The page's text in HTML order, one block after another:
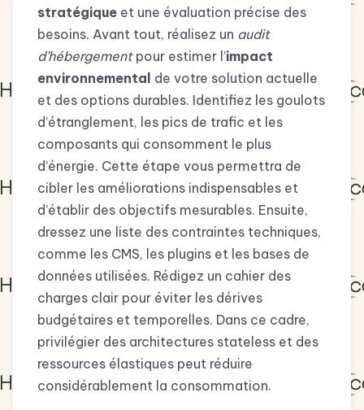
stratégique et une évaluation précise des
besoins. Avant tout, réalisez un audit
d’hébergementpour estimer l’impact
environnemental de votre solution actuelle
et des options durables. Identifiez les goulots
d’étranglement, les pics de trafic et les
composants qui consomment le plus
d’énergie. Cette étape vous permettra de
cibler les améliorations indispensables et
d’établir des objectifs mesurables. Ensuite,
dressez une liste des contraintes techniques,
comme les CMS, les plugins et les bases de
données utilisées. Rédigez un cahier des
charges clair pour éviter les dérives
budgétaires et temporelles. Dans ce cadre,
privilégier des architectures stateless et des
ressources élastiques peut réduire
considérablement la consommation.